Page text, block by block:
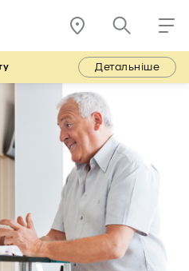
Детальніше